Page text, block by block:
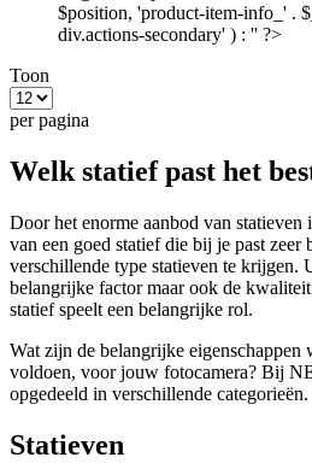
$position, 'product-item-info_' .
div.actions-secondary' ) : '' ?>
Toon
per pagina
Welk statief past het
Door het enorme aanbod van statieven
van een goed statief die bij je past
verschillende type statieven te krijgen.
belangrijke factor maar ook de
statief speelt een belangrijke rol.
Wat zijn de belangrijke eigenschappen
voldoen, voor jouw fotocamera? Bij
opgedeeld in verschillende categorieën.
Statieven